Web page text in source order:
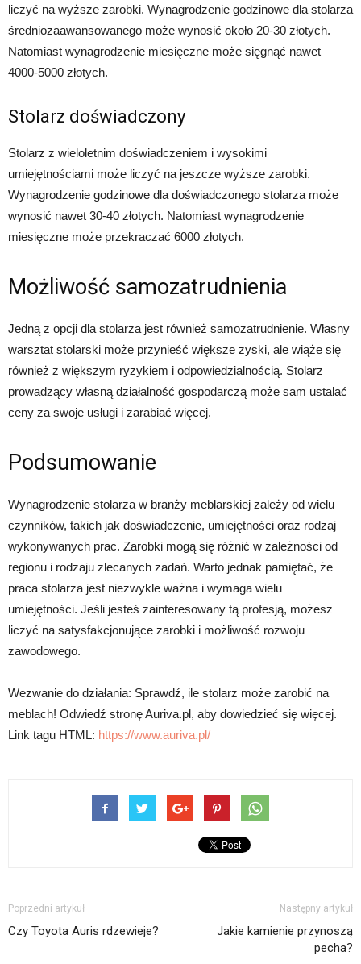
liczyć na wyższe zarobki. Wynagrodzenie godzinowe dla stolarza
średniozaawansowanego może wynosić około 20-30 złotych.
Natomiast wynagrodzenie miesięczne może sięgnąć nawet
4000-5000 złotych.
Stolarz doświadczony
Stolarz z wieloletnim doświadczeniem i wysokimi
umiejętnościami może liczyć na jeszcze wyższe zarobki.
Wynagrodzenie godzinowe dla doświadczonego stolarza może
wynosić nawet 30-40 złotych. Natomiast wynagrodzenie
miesięczne może przekraczać 6000 złotych.
Możliwość samozatrudnienia
Jedną z opcji dla stolarza jest również samozatrudnienie. Własny
warsztat stolarski może przynieść większe zyski, ale wiąże się
również z większym ryzykiem i odpowiedzialnością. Stolarz
prowadzący własną działalność gospodarczą może sam ustalać
ceny za swoje usługi i zarabiać więcej.
Podsumowanie
Wynagrodzenie stolarza w branży meblarskiej zależy od wielu
czynników, takich jak doświadczenie, umiejętności oraz rodzaj
wykonywanych prac. Zarobki mogą się różnić w zależności od
regionu i rodzaju zlecanych zadań. Warto jednak pamiętać, że
praca stolarza jest niezwykle ważna i wymaga wielu
umiejętności. Jeśli jesteś zainteresowany tą profesją, możesz
liczyć na satysfakcjonujące zarobki i możliwość rozwoju
zawodowego.
Wezwanie do działania: Sprawdź, ile stolarz może zarobić na
meblach! Odwiedź stronę Auriva.pl, aby dowiedzieć się więcej.
Link tagu HTML: https://www.auriva.pl/
Poprzedni artykuł
Czy Toyota Auris rdzewieje?
Następny artykuł
Jakie kamienie przynoszą
pecha?